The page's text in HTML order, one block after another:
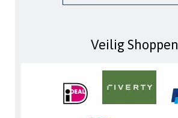
Veilig Shoppen